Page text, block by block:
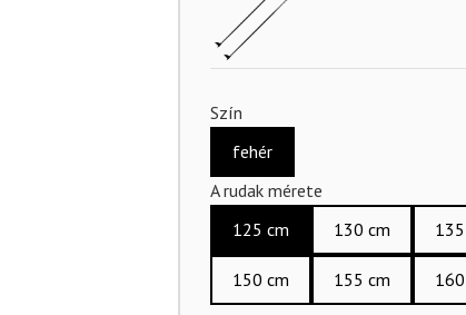
Szín
fehér
A rudak mérete
125 cm
130 cm
150 cm 155 cm